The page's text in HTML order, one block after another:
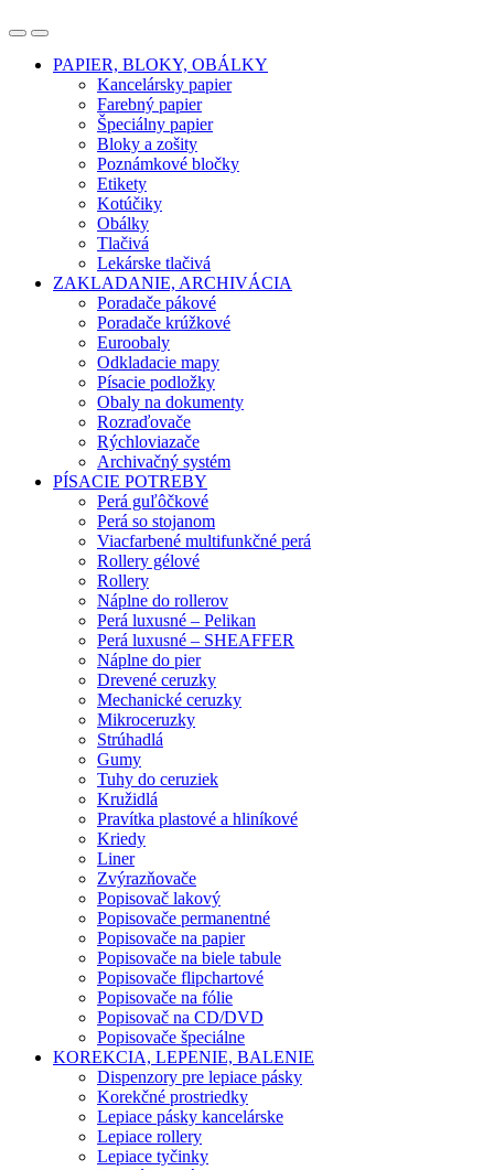
OpenClose
PAPIER, BLOKY, OBÁLKY
Kancelársky papier
Farebný papier
Špeciálny papier
Bloky a zošity
Poznámkové bločky
Etikety
Kotúčiky
Obálky
Tlačivá
Lekárske tlačivá
ZAKLADANIE, ARCHIVÁCIA
Poradače pákové
Poradače krúžkové
Euroobaly
Odkladacie mapy
Písacie podložky
Obaly na dokumenty
Rozraďovače
Rýchloviazače
Archivačný systém
PÍSACIE POTREBY
Perá guľôčkové
Perá so stojanom
Viacfarbené multifunkčné perá
Rollery gélové
Rollery
Náplne do rollerov
Perá luxusné – Pelikan
Perá luxusné – SHEAFFER
Náplne do pier
Drevené ceruzky
Mechanické ceruzky
Mikroceruzky
Strúhadlá
Gumy
Tuhy do ceruziek
Kružidlá
Pravítka plastové a hliníkové
Kriedy
Liner
Zvýrazňovače
Popisovač lakový
Popisovače permanentné
Popisovače na papier
Popisovače na biele tabule
Popisovače flipchartové
Popisovače na fólie
Popisovač na CD/DVD
Popisovače špeciálne
KOREKCIA, LEPENIE, BALENIE
Dispenzory pre lepiace pásky
Korekčné prostriedky
Lepiace pásky kancelárske
Lepiace rollery
Lepiace tyčinky